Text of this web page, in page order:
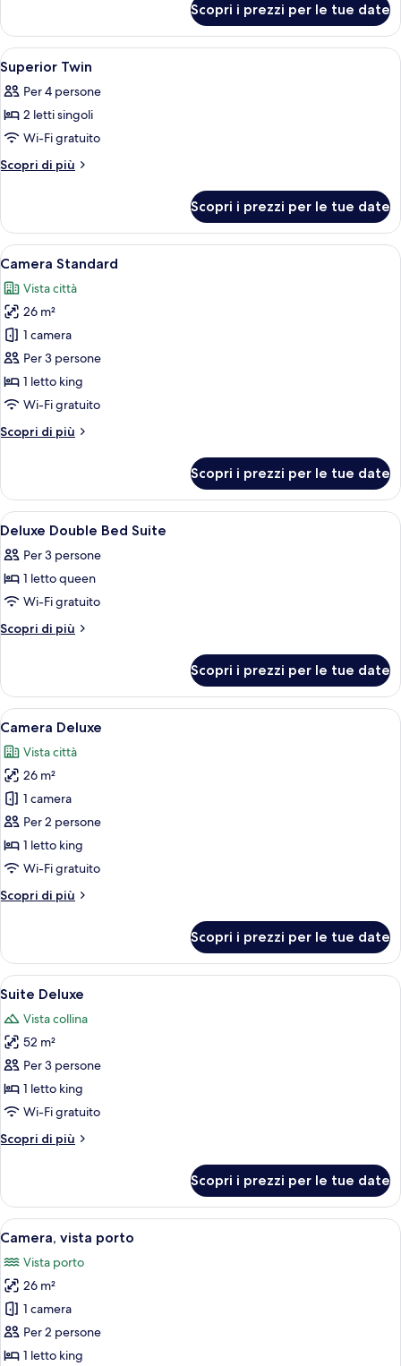
Double
Room
Harbour
View
Double
Room
Scopri i prezzi per le tue date
Apri
tutte
le
foto
per
Superior
Una cassaforte in camera, una
3
Superior Twin
Per 4 persone
2 letti singoli
Wi-Fi gratuito
Scopri di più
Altri
Twin
Scopri i prezzi per le tue date
Apri
tutte
le
foto
per
Camera
Standard
Una cassaforte in camera, una
2
Camera Standard
Vista città
26 m²
1 camera
Per 3 persone
1 letto king
Wi-Fi gratuito
Scopri di più
Altri
Standard
Scopri i prezzi per le tue date
Apri
tutte
le
foto
per
Deluxe
Suite
3
Deluxe Double Bed Suite
Per 3 persone
1 letto queen
Wi-Fi gratuito
Scopri di più
Altri
Double
Bed
Suite
Scopri i prezzi per le tue date
Apri
tutte
le
foto
per
Camera
Deluxe
Una cassaforte in camera, una
2
Camera Deluxe
Vista città
26 m²
1 camera
Per 2 persone
1 letto king
Wi-Fi gratuito
Scopri di più
Altri
Deluxe
Scopri i prezzi per le tue date
Apri
tutte
le
foto
per
Suite
Deluxe
Una cassaforte in camera, una
3
Suite Deluxe
Vista collina
52 m²
Per 3 persone
1 letto king
Wi-Fi gratuito
Scopri di più
Altri
Deluxe
Scopri i prezzi per le tue date
Apri
tutte
le
foto
per
Camera,
vista
2
Camera, vista porto
Vista porto
26 m²
1 camera
Per 2 persone
1 letto king